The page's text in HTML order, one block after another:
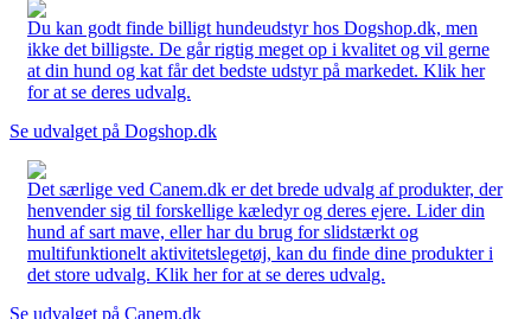
Du kan godt finde billigt hundeudstyr hos Dogshop.dk, men
ikke det billigste. De går rigtig meget op i kvalitet og vil gerne
at din hund og kat får det bedste udstyr på markedet. Klik her
for at se deres udvalg.
Se udvalget på Dogshop.dk
Det særlige ved Canem.dk er det brede udvalg af produkter, der
henvender sig til forskellige kæledyr og deres ejere. Lider din
hund af sart mave, eller har du brug for slidstærkt og
multifunktionelt aktivitetslegetøj, kan du finde dine produkter i
det store udvalg. Klik her for at se deres udvalg.
Se udvalget på Canem.dk